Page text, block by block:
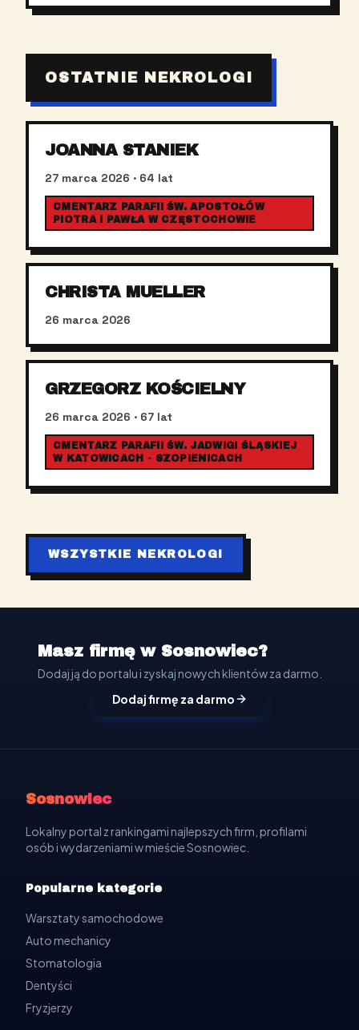
OSTATNIE NEKROLOGI
JOANNA STANIEK
27 marca 2026 · 64 lat
CMENTARZ PARAFII ŚW. APOSTOŁÓW
PIOTRA I PAWŁA W CZĘSTOCHOWIE
CHRISTA MUELLER
26 marca 2026
GRZEGORZ KOŚCIELNY
26 marca 2026 · 67 lat
CMENTARZ PARAFII ŚW. JADWIGI ŚLĄSKIEJ
W KATOWICACH - SZOPIENICACH
WSZYSTKIE NEKROLOGI
Masz firmę w Sosnowiec?
Dodaj ją do portalu i zyskaj nowych klientów za darmo.
Dodaj firmę za darmo
Sosnowiec
Lokalny portal z rankingami najlepszych firm, profilami
osób i wydarzeniami w mieście Sosnowiec.
Popularne kategorie
Warsztaty samochodowe
Auto mechanicy
Stomatologia
Dentyści
Fryzjerzy